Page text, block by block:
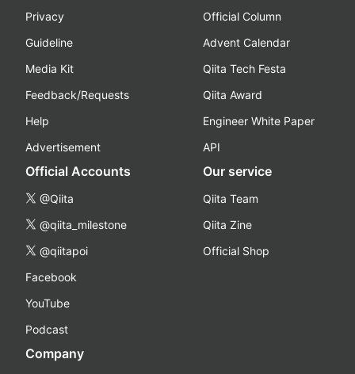
Privacy
Guideline
Media Kit
Feedback/Requests
Help
Advertisement
Official Column
Advent Calendar
Qiita Tech Festa
Qiita Award
Engineer White Paper
API
Official Accounts
@Qiita
@qiita_milestone
@qiitapoi
Facebook
YouTube
Podcast
Our service
Qiita Team
Qiita Zine
Official Shop
Company